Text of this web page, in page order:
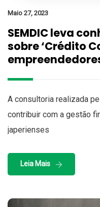
Maio 27, 2023
SEMDIC leva
sobre ‘Crédito
A consultoria realizada
contribuir com a gestão
japerienses
Leia Mais